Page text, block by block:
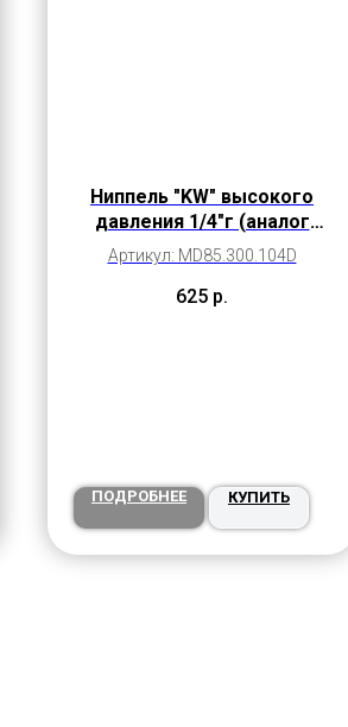
Ниппель "KW" высокого
давления 1/4"г (аналог
26.2450.51)
Артикул: MD85.300.104D
625 р.
ПОДРОБНЕЕ КУПИТЬ